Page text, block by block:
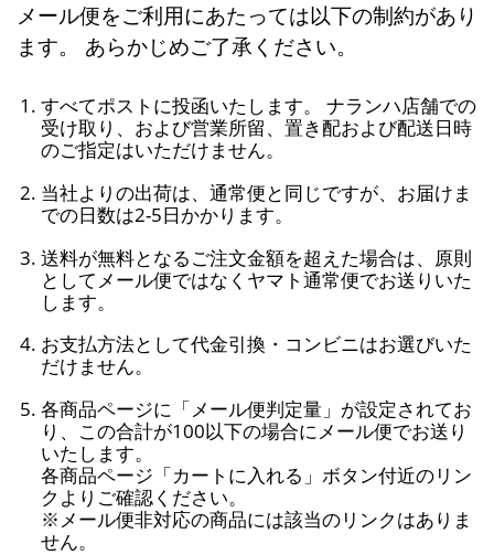
メール便をご利用にあたっては以下の制約があり
ます。 あらかじめご了承ください。
すべてポストに投函いたします。 ナランハ店舗での
受け取り、および営業所留、置き配および配送日時
のご指定はいただけません。
当社よりの出荷は、通常便と同じですが、お届けま
での日数は2-5日かかります。
送料が無料となるご注文金額を超えた場合は、原則
としてメール便ではなくヤマト通常便でお送りいた
します。
お支払方法として代金引換・コンビニはお選びいた
だけません。
各商品ページに「メール便判定量」が設定されてお
り、この合計が100以下の場合にメール便でお送り
いたします。
各商品ページ「カートに入れる」ボタン付近のリン
クよりご確認ください。
※メール便非対応の商品には該当のリンクはありま
せん。